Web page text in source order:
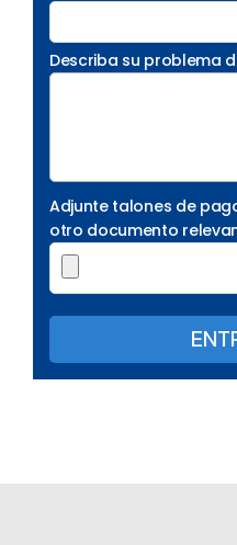
Describa su problema
Adjunte talones de
otro documento